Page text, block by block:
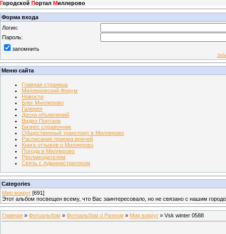
Городской Портал Миллерово
Форма входа
Логин:
Пароль:
запомнить
Меню сайта
Главная страница
Миллеровский Форум
Новости
Блог Миллерово
Галерея
Доска объявлений
Видео Портала
Бизнес справочник
Общественный транспорт в Миллерово
Расписание приема врачей
Книга отзывов о Миллерово
Погода в Миллерово
Рекламодателям
Связь с Администратором
Categories
Мир вокруг [691]
Этот альбом посвещен всему, что Вас заинтересовало, но не связано с нашим
Главная » Фотоальбом » Фотоальбом о Разном » Мир вокруг » Vsk winter 0588